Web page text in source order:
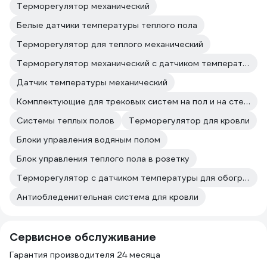
Терморегулятор механический
Белые датчики температуры теплого пола
Терморегулятор для теплого механический
Терморегулятор механический с датчиком температуры
Датчик температуры механический
Комплектующие для трековых систем на пол и на стену
Системы теплых полов
Терморегулятор для кровли
Блоки управления водяным полом
Блок управления теплого пола в розетку
Терморегулятор с датчиком температуры для обогрева
Антиобледенительная система для кровли
Сервисное обслуживание
Гарантия производителя 24 месяца